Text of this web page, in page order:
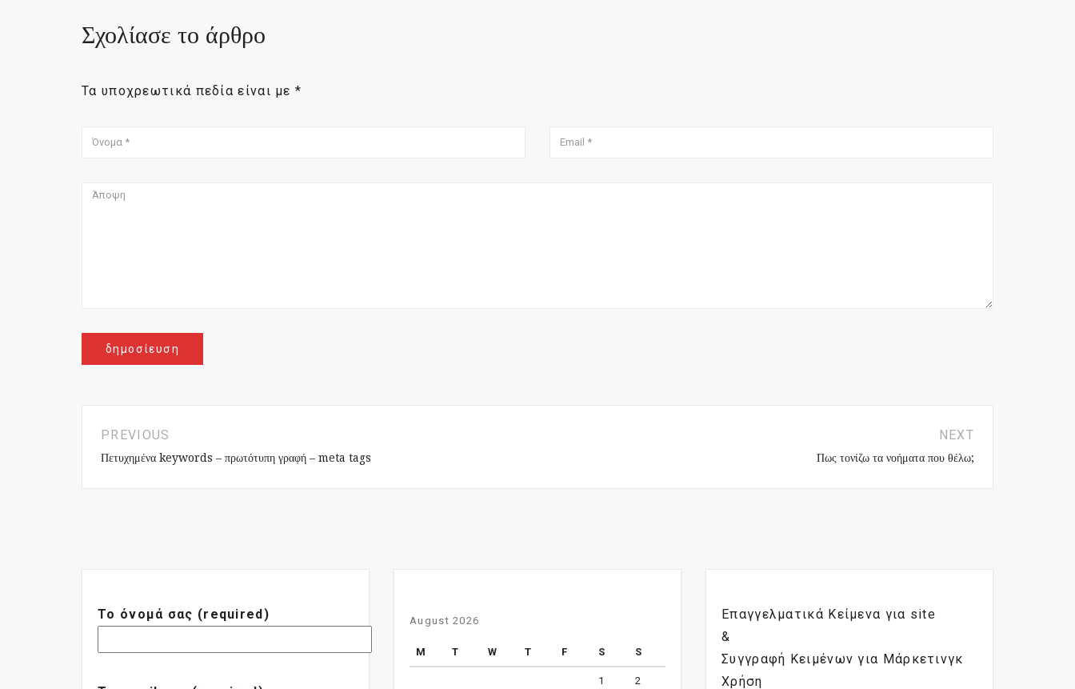
Σχολίασε το άρθρο
Τα υποχρεωτικά πεδία είναι με*
PREVIOUS
Πετυχημένα keywords – πρωτότυπη γραφή – meta tags
NEXT
Πως τονίζω τα νοήματα που θέλω;
Το όνομά σας (required) August 2026
M T W T F S S
1 2
Επαγγελματικά Κείμενα για site
&
Συγγραφή Κειμένων για Μάρκετινγκ
Χρήση